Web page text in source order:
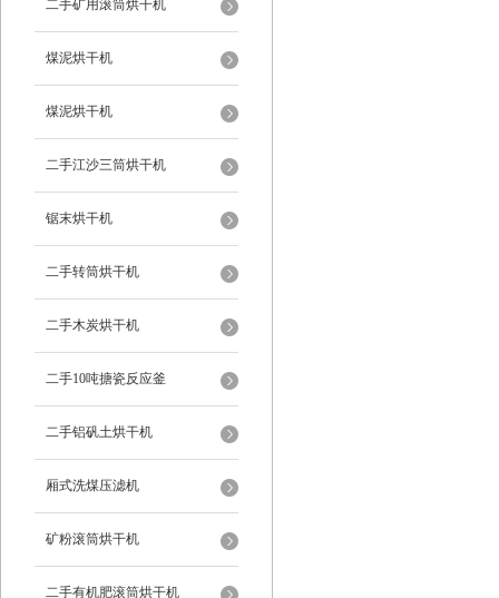
二手矿用滚筒烘干机
煤泥烘干机
煤泥烘干机
二手江沙三筒烘干机
锯末烘干机
二手转筒烘干机
二手木炭烘干机
二手10吨搪瓷反应釜
二手铝矾土烘干机
厢式洗煤压滤机
矿粉滚筒烘干机
二手有机肥滚筒烘干机